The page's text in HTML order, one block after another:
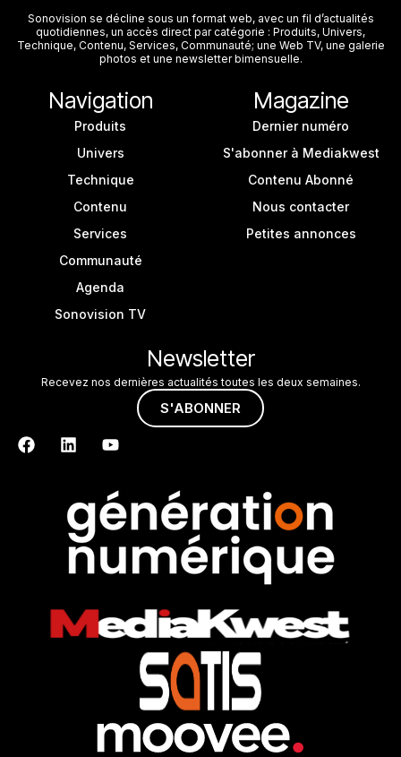
Sonovision se décline sous un format web, avec un fil d’actualités
quotidiennes, un accès direct par catégorie : Produits, Univers,
Technique, Contenu, Services, Communauté; une Web TV, une galerie
photos et une newsletter bimensuelle.
Navigation
Produits
Univers
Technique
Contenu
Services
Communauté
Agenda
Sonovision TV
Magazine
Dernier numéro
S'abonner à Mediakwest
Contenu Abonné
Nous contacter
Petites annonces
Newsletter
Recevez nos dernières actualités toutes les deux semaines.
S'ABONNER